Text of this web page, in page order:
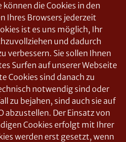
die Cookies in den
Ihres Browsers jederzeit
ist es uns möglich, Ihr
und dadurch
verbessern. Sie sollen Ihnen
Surfen auf unserer Webseite
Cookies sind danach zu
notwendig sind oder
zu bejahen, sind auch sie auf
abzustellen. Der Einsatz von
Cookies erfolgt mit Ihrer
werden erst gesetzt, wenn